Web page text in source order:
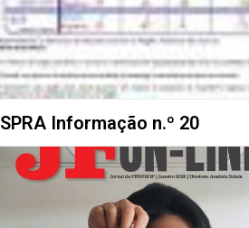
SPRA Informação n.º 20